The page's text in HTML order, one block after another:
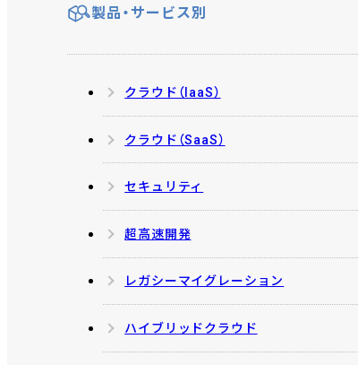
製品・サービス別
クラウド（IaaS）
クラウド（SaaS）
セキュリティ
超高速開発
レガシーマイグレーション
ハイブリッドクラウド